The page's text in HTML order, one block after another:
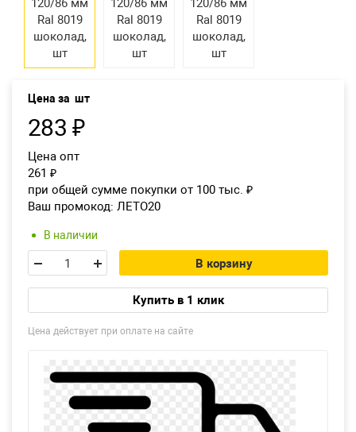
Цена за шт
283 ₽
Цена опт
261 ₽
при общей сумме покупки от 100 тыс. ₽
Ваш промокод: ЛЕТО20
В наличии
В корзину
Купить в 1 клик
Цена действует при оплате на сайте